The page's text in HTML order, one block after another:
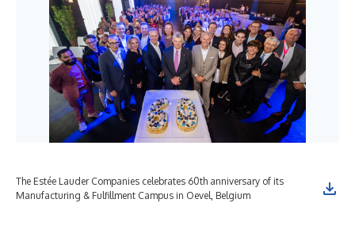
The Estée Lauder Companies celebrates 60th anniversary of its
Manufacturing & Fulfillment Campus in Oevel, Belgium